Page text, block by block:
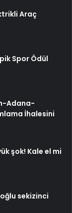
Araç
Spor Ödül
Adana-
İhalesini
şok! Kale el mi
sekizinci